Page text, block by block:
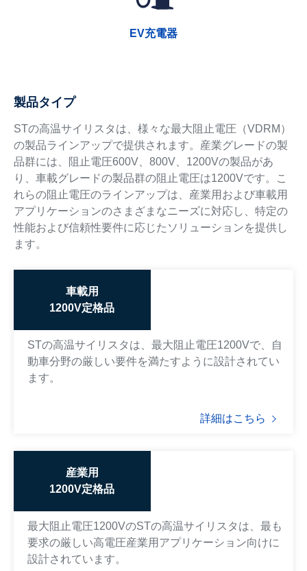
EV充電器
製品タイプ
STの高温サイリスタは、様々な最大阻止電圧（VDRM）
の製品ラインアップで提供されます。産業グレードの製
品群には、阻止電圧600V、800V、1200Vの製品があ
り、車載グレードの製品群の阻止電圧は1200Vです。こ
れらの阻止電圧のラインアップは、産業用および車載用
アプリケーションのさまざまなニーズに対応し、特定の
性能および信頼性要件に応じたソリューションを提供し
ます。
車載用
1200V定格品
STの高温サイリスタは、最大阻止電圧1200Vで、自
動車分野の厳しい要件を満たすように設計されてい
ます。
詳細はこちら
産業用
1200V定格品
最大阻止電圧1200VのSTの高温サイリスタは、最も
要求の厳しい高電圧産業用アプリケーション向けに
設計されています。